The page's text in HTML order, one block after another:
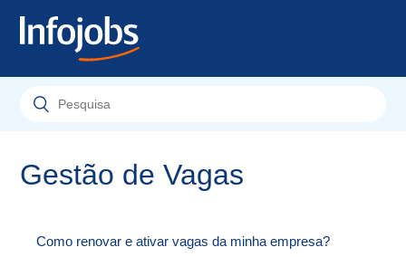
Gestão de Vagas
Como renovar e ativar vagas da minha empresa?